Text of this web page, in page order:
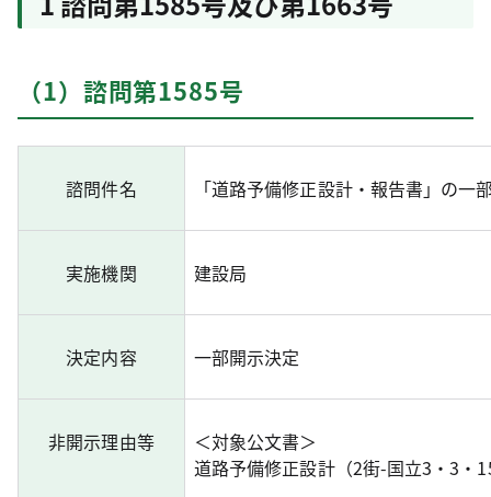
（1）諮問第1585号
諮問件名 「道路予備修正設計・報告書」の一
実施機関 建設局
決定内容 一部開示決定
非開示理由等
＜対象公文書＞
道路予備修正設計（2街-国立3・3・